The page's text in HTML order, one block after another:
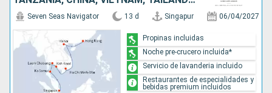
Seven Seas Navigator 13 d Singapur 06/04/2027
Propinas incluidas
Noche pre-crucero incluida*
Servicio de lavanderia incluido
Restaurantes de especialidades y
bebidas premium incluidos